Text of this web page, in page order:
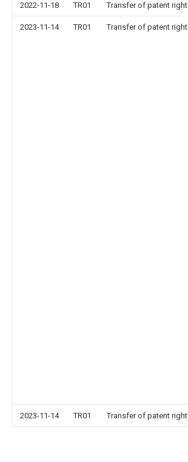
2022-11-18 TR01 Transfer of patent right
2023-11-14 TR01 Transfer of patent right
2023-11-14 TR01 Transfer of patent right